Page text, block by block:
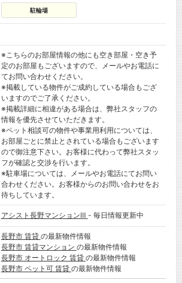
駐輪場
※こちらのお部屋情報の他にも空き部屋・空き予
定のお部屋もございますので、メールやお電話に
てお問い合わせください。
※掲載している物件がご成約している場合もござ
いますのでご了承ください。
※掲載詳細に相違がある場合は、弊社スタッフの
情報を優先させていただきます。
※ペット相談可の物件や事業用利用については、
お部屋ごとに禁止とされている場合もございます
ので御注意下さい。お客様に代わって弊社スタッ
フが確認と交渉を行います。
※駐車場については、メールやお電話にてお問い
合わせください。お客様からのお問い合わせをお
待ちしています。
アシスト長野マンションⅢ - 毎日情報更新中
長野市 賃貸 の最新物件情報
長野市 賃貸マンション の最新物件情報
長野市 オートロック 賃貸 の最新物件情報
長野市 ペット可 賃貸 の最新物件情報